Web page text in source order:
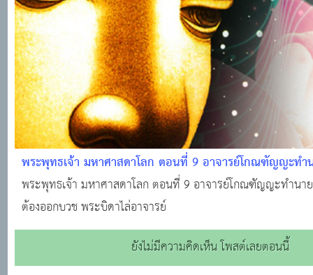
พระพุทธเจ้า มหาศาสดาโลก ตอนที่ 9 อาจารย์โกณฑัญญะทำ
ถะจะต้องออกบวช พระบิดาไล่อาจารย์
พระพุทธเจ้า มหาศาสดาโลก ตอนที่ 9 อาจารย์โกณฑัญญะทำนา
ต้องออกบวช พระบิดาไล่อาจารย์
ยังไม่มีความคิดเห็น โพสต์เลยตอนนี้